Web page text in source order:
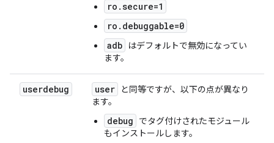
ro.secure=1
ro.debuggable=0
adb
はデフォルトで無効になってい
ます。
userdebug user
と同等ですが、以下の点が異なり
ます。
debug
でタグ付けされたモジュール
もインストールします。